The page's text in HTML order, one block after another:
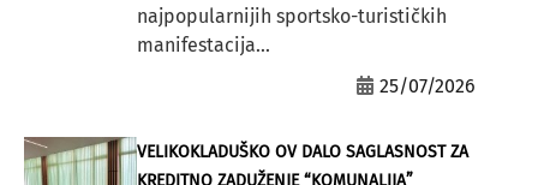
najpopularnijih sportsko-turističkih
manifestacija...
25/07/2026
VELIKOKLADUŠKO OV DALO SAGLASNOST ZA
KREDITNO ZADUŽENJE “KOMUNALIJA”